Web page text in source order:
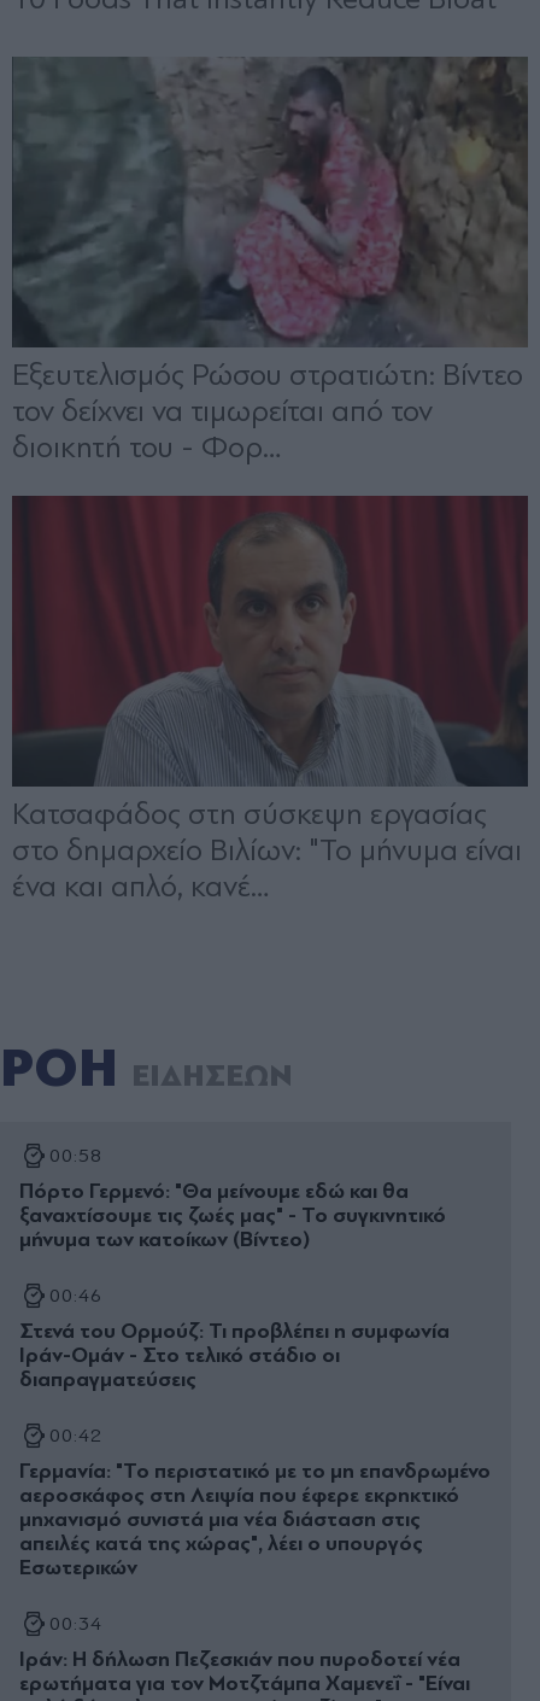
ΡΟΗ ΕΙΔΗΣΕΩΝ
00:58
Πόρτο Γερμενό: "Θα μείνουμε εδώ και θα
ξαναχτίσουμε τις ζωές μας" - Το συγκινητικό
μήνυμα των κατοίκων (Βίντεο)
00:46
Στενά του Ορμούζ: Τι προβλέπει η συμφωνία
Ιράν-Ομάν - Στο τελικό στάδιο οι
διαπραγματεύσεις
00:42
Γερμανία: "Το περιστατικό με το μη επανδρωμένο
αεροσκάφος στη Λειψία που έφερε εκρηκτικό
μηχανισμό συνιστά μια νέα διάσταση στις
απειλές κατά της χώρας", λέει ο υπουργός
Εσωτερικών
00:34
Ιράν: Η δήλωση Πεζεσκιάν που πυροδοτεί νέα
ερωτήματα για τον Μοτζτάμπα Χαμενεΐ - "Είναι